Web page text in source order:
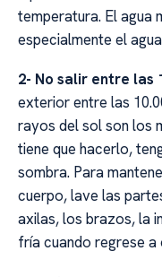
temperatura. El agua
especialmente el
2- No salir entre las
exterior entre las
rayos del sol son los
tiene que hacerlo,
sombra. Para
cuerpo, lave las
axilas, los brazos, la
fría cuando regrese a